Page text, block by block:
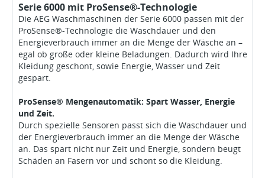
Serie 6000 mit ProSense®-Technologie
Die AEG Waschmaschinen der Serie 6000 passen mit der
ProSense®-Technologie die Waschdauer und den
Energieverbrauch immer an die Menge der Wäsche an –
egal ob große oder kleine Beladungen. Dadurch wird Ihre
Kleidung geschont, sowie Energie, Wasser und Zeit
gespart.
ProSense® Mengenautomatik: Spart Wasser, Energie
und Zeit.
Durch spezielle Sensoren passt sich die Waschdauer und
der Energieverbrauch immer an die Menge der Wäsche
an. Das spart nicht nur Zeit und Energie, sondern beugt
Schäden an Fasern vor und schont so die Kleidung.